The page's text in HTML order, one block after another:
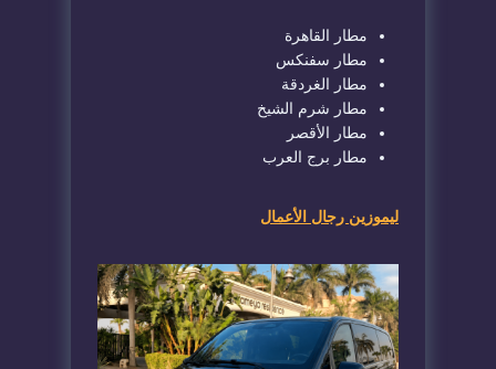
مطار القاهرة
مطار سفنكس
مطار الغردقة
مطار شرم الشيخ
مطار الأقصر
مطار برج العرب
ليموزين رجال الأعمال